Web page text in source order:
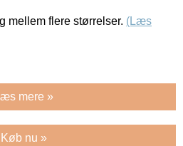
mellem flere størrelser. (Læs
mere »
Køb nu »